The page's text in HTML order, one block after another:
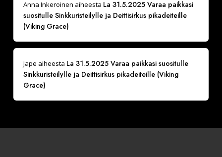
Anna Inkeroinen aiheesta La 31.5.2025 Varaa paikkasi
suositulle Sinkkuristeilylle ja Deittisirkus pikadeiteille
(Viking Grace)
Jape aiheesta La 31.5.2025 Varaa paikkasi suositulle
Sinkkuristeilylle ja Deittisirkus pikadeiteille (Viking
Grace)